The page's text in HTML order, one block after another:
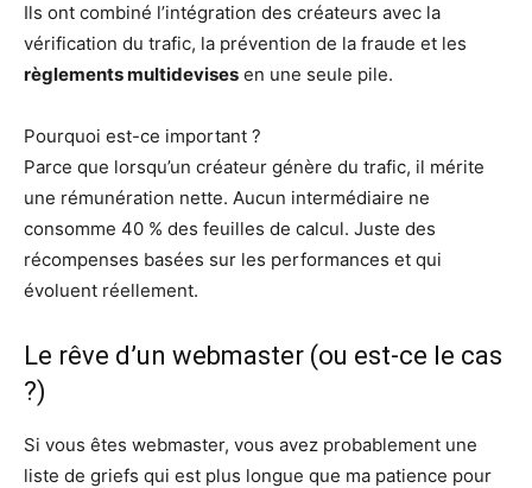
Ils ont combiné l’intégration des créateurs avec la
vérification du trafic, la prévention de la fraude et les
règlements multidevises en une seule pile.
Pourquoi est-ce important ?
Parce que lorsqu’un créateur génère du trafic, il mérite
une rémunération nette. Aucun intermédiaire ne
consomme 40 % des feuilles de calcul. Juste des
récompenses basées sur les performances et qui
évoluent réellement.
Le rêve d’un webmaster (ou est-ce le cas
?)
Si vous êtes webmaster, vous avez probablement une
liste de griefs qui est plus longue que ma patience pour